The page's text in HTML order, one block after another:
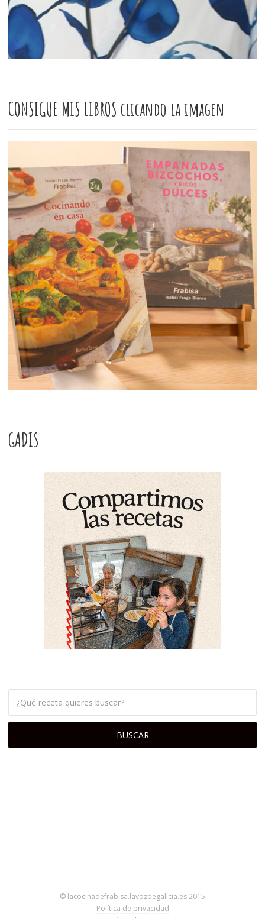
CONSIGUE MIS LIBROS clicando la imagen
GADIS
© lacocinadefrabisa.lavozdegalicia.es 2015
Política de privacidad